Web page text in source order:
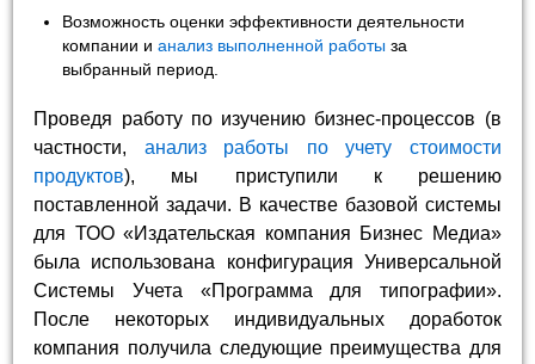
Возможность оценки эффективности деятельности
компании ианализ выполненной работы за
выбранный период.
Проведя работу по изучению бизнес-процессов (в
частности, анализ работы по учету стоимости
продуктов), мы приступили к решению
поставленной задачи. В качестве базовой системы
для ТОО «Издательская компания Бизнес Медиа»
была использована конфигурация Универсальной
Системы Учета «Программа для типографии».
После некоторых индивидуальных доработок
компания получила следующие преимущества для